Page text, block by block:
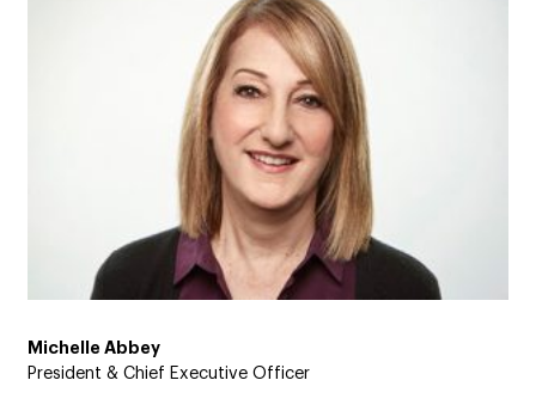
Michelle Abbey
President & Chief Executive Officer